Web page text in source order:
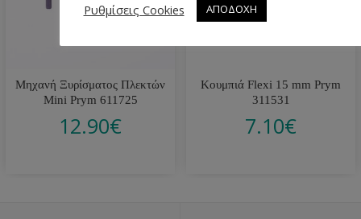
Μηχανή Ξυρίσματος Πλεκτών
Mini Prym 611725
12.90€
Κουμπιά Flexi 15 mm Prym
311531
7.10€
Ρυθμίσεις Cookies
ΑΠΟΔΟΧΗ